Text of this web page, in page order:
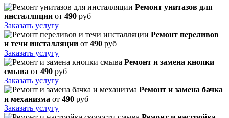
Ремонт унитазов для
инсталляции от 490 руб
Заказать услугу
Ремонт переливов
и течи инсталляции от 490 руб
Заказать услугу
Ремонт и замена кнопки
смыва от 490 руб
Заказать услугу
Ремонт и замена бачка
и механизма от 490 руб
Заказать услугу